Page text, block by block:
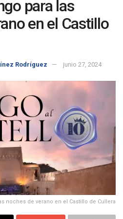
para las
en el Castillo
Rodríguez junio 27, 2024
noches de verano en el Castillo de Cullera